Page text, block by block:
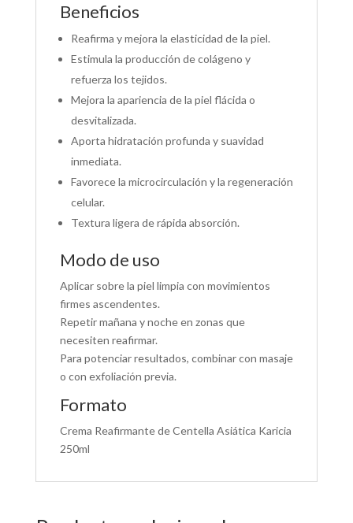
Beneficios
Reafirma y mejora la elasticidad de la piel.
Estimula la producción de colágeno y
refuerza los tejidos.
Mejora la apariencia de la piel flácida o
desvitalizada.
Aporta hidratación profunda y suavidad
inmediata.
Favorece la microcirculación y la regeneración
celular.
Textura ligera de rápida absorción.
Modo de uso
Aplicar sobre la piel limpia con movimientos
firmes ascendentes.
Repetir mañana y noche en zonas que
necesiten reafirmar.
Para potenciar resultados, combinar con masaje
o con exfoliación previa.
Formato
Crema Reafirmante de Centella Asiática Karicia
250ml